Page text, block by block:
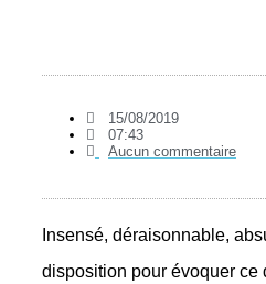
15/08/2019
07:43
Aucun commentaire
Insensé, déraisonnable,
disposition pour évoquer ce